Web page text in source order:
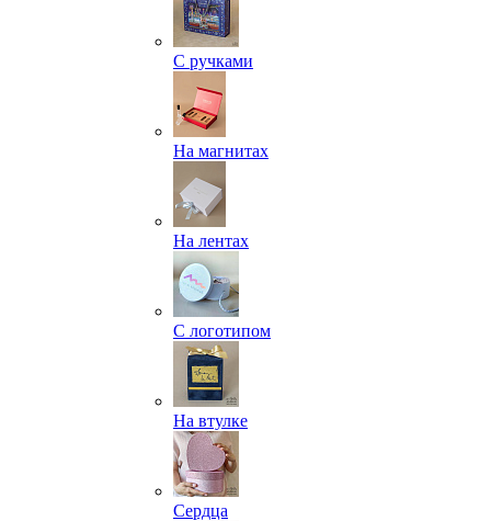
С ручками
На магнитах
На лентах
С логотипом
На втулке
Сердца